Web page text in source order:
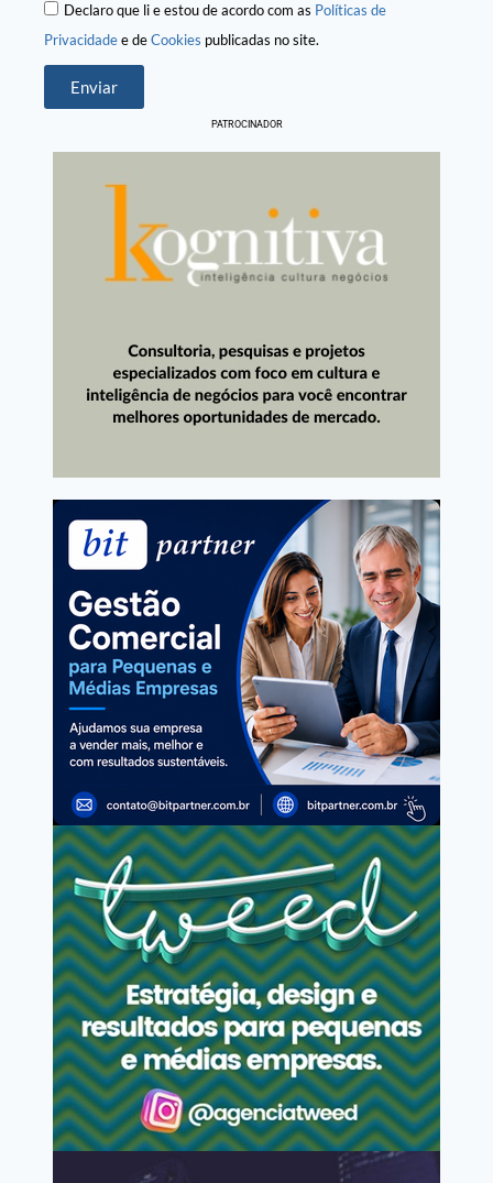
Declaro que li e estou de acordo com as Políticas de
Privacidadee deCookies publicadas no site.
Enviar
PATROCINADOR